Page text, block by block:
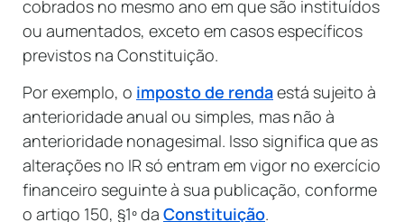
cobrados no mesmo ano em que são instituídos
ou aumentados, exceto em casos específicos
previstos na Constituição.
Por exemplo, o imposto de rendaestá sujeito à
anterioridade anual ou simples, mas não à
anterioridade nonagesimal. Isso significa que as
alterações no IR só entram em vigor no exercício
financeiro seguinte à sua publicação, conforme
o artigo 150, §1º da Constituição.